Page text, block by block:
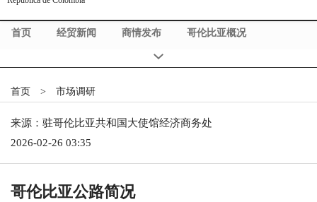
首页 经贸新闻 商情发布 哥伦比亚概况
双边合作
商旅服务 投资信息
首页 > 市场调研
来源：驻哥伦比亚共和国大使馆经济商务处
2026-02-26 03:35
哥伦比亚公路简况